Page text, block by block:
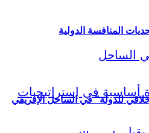
المنافسة الدولية
للدولة” في الساحل الإفريقي